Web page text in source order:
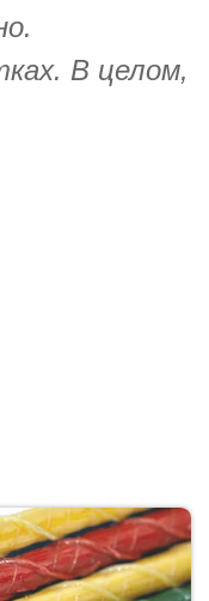
В целом,